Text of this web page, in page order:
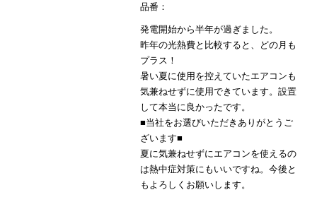
品番：
発電開始から半年が過ぎました。
昨年の光熱費と比較すると、どの月も
プラス！
暑い夏に使用を控えていたエアコンも
気兼ねせずに使用できています。設置
して本当に良かったです。
■当社をお選びいただきありがとうご
ざいます■
夏に気兼ねせずにエアコンを使えるの
は熱中症対策にもいいですね。今後と
もよろしくお願いします。